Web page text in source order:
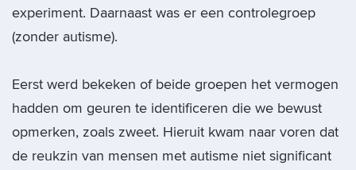
experiment. Daarnaast was er een controlegroep
(zonder autisme).
Eerst werd bekeken of beide groepen het vermogen
hadden om geuren te identificeren die we bewust
opmerken, zoals zweet. Hieruit kwam naar voren dat
de reukzin van mensen met autisme niet significant